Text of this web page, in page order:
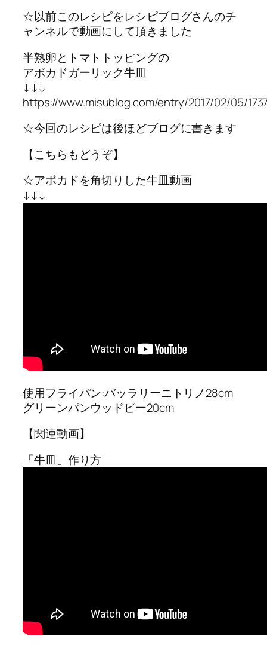
☆以前このレシピをレシピブログさんのチ
ャンネルで動画にして頂きました
半熟卵とトマトトッピングの
アボカドガーリック牛皿
↓↓↓
https://www.misublog.com/entry/2017/02/05/
☆今回のレシピは後ほどブログに書きます
【こちらもどうぞ】
☆アボカドを角切りした牛皿動画
↓↓↓
使用フライパン:バッラリーニトリノ28cm
グリーンパンウッドビー20cm
【関連動画】
「牛皿」作り方